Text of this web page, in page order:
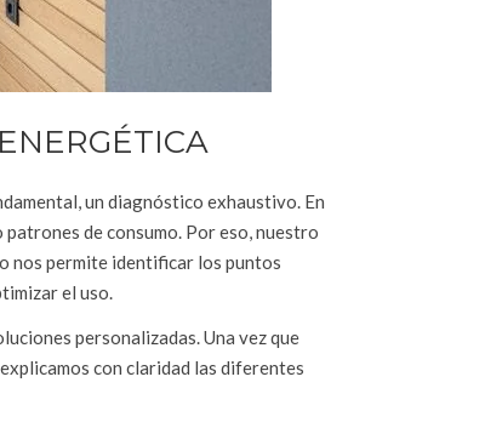
un diagnóstico exhaustivo. En
patrones de consumo. Por eso, nuestro
nos permite identificar los puntos
el uso.
personalizadas. Una vez que
con claridad las diferentes